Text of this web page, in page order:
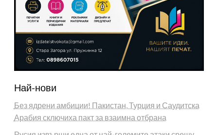
Най-нови
Без ядрени амбиции! Пакистан, Турция и Саудитска
Арабия сключиха пакт за взаимна отбрана